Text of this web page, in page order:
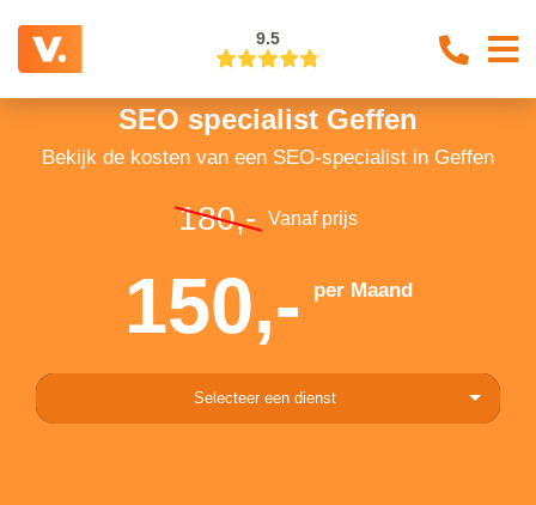
9.5
SEO specialist Geffen
Bekijk de kosten van een SEO-specialist in Geffen
180,- Vanaf prijs
150,- per Maand
Selecteer een dienst